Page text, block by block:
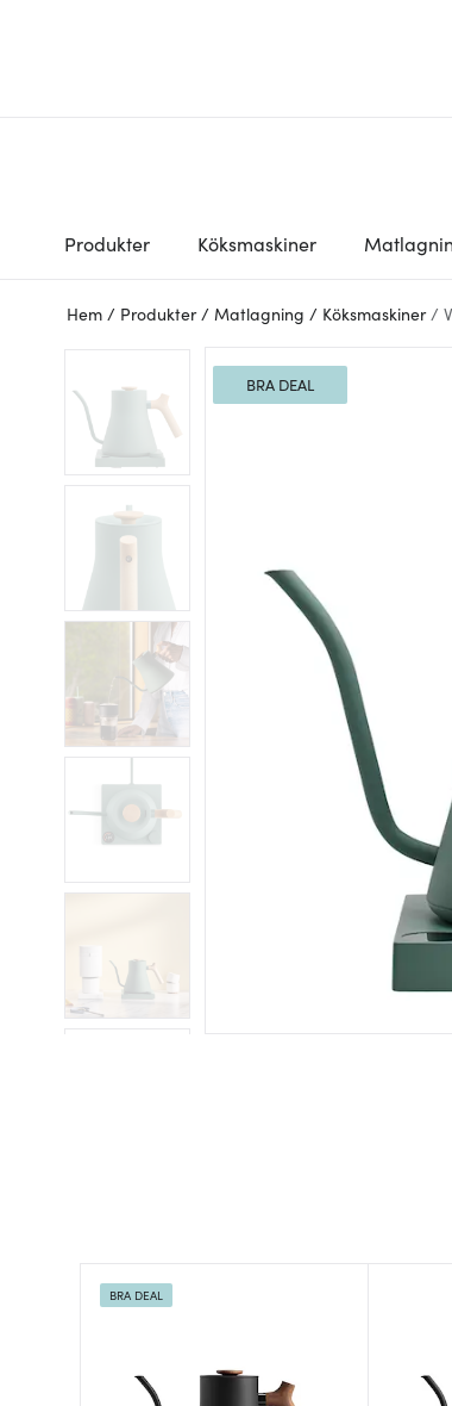
Produkter Köksmaskiner
Hem / Produkter / Matlagning / Köksmaskiner /
BRA DEAL
BRA DEAL